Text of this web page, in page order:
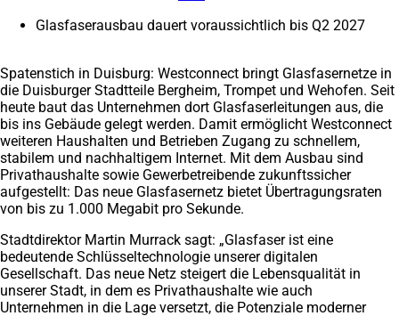
einem
Glasfaserausbau dauert voraussichtlich bis Q2 2027
Spatenstich in Duisburg: Westconnect bringt Glasfasernetze in
die Duisburger Stadtteile Bergheim, Trompet und Wehofen. Seit
heute baut das Unternehmen dort Glasfaserleitungen aus, die
bis ins Gebäude gelegt werden. Damit ermöglicht Westconnect
weiteren Haushalten und Betrieben Zugang zu schnellem,
stabilem und nachhaltigem Internet. Mit dem Ausbau sind
Privathaushalte sowie Gewerbetreibende zukunftssicher
aufgestellt: Das neue Glasfasernetz bietet Übertragungsraten
von bis zu 1.000 Megabit pro Sekunde.
Stadtdirektor Martin Murrack sagt: „Glasfaser ist eine
bedeutende Schlüsseltechnologie unserer digitalen
Gesellschaft. Das neue Netz steigert die Lebensqualität in
unserer Stadt, in dem es Privathaushalte wie auch
Unternehmen in die Lage versetzt, die Potenziale moderner